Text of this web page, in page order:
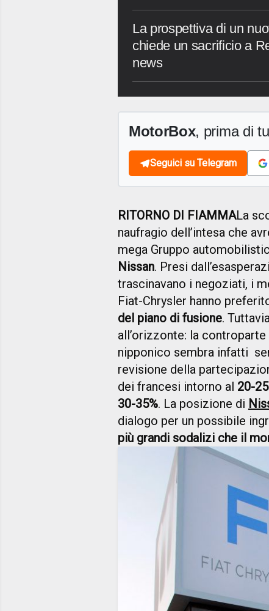
La prospettiva di un
chiede un sacrificio a
news
MotorBox, prima di
Seguici su Telegram
RITORNO DI FIAMMALa
naufragio dell’intesa che
mega Gruppo
Nissan. Presi
trascinavano i negoziati, i
Fiat-Chrysler hanno
del piano di fusione.
all’orizzonte: la
nipponico sembra infatti
revisione della
dei francesi intorno al 20-
30-35%. La posizione di
dialogo per un possibile
più grandi sodalizi che il